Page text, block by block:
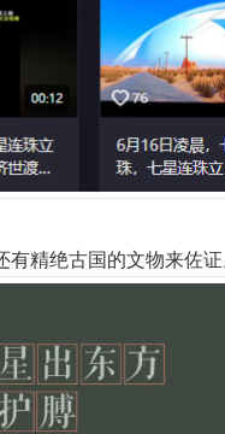
精绝古国的文物来佐证